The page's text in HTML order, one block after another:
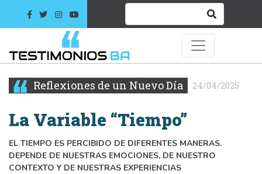
Reflexiones de un Nuevo Día 24/04/2025
La Variable “Tiempo”
EL TIEMPO ES PERCIBIDO DE DIFERENTES MANERAS.
DEPENDE DE NUESTRAS EMOCIONES, DE NUESTRO
CONTEXTO Y DE NUESTRAS EXPERIENCIAS